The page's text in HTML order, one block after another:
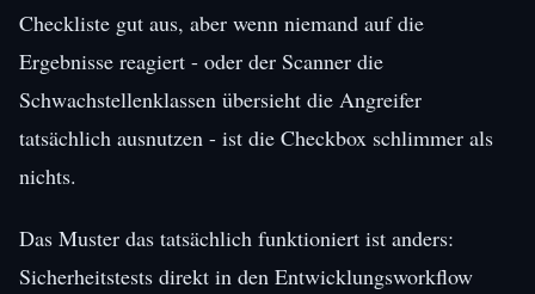
Checkliste gut aus, aber wenn niemand auf die
Ergebnisse reagiert - oder der Scanner die
Schwachstellenklassen übersieht die Angreifer
tatsächlich ausnutzen - ist die Checkbox schlimmer als
nichts.
Das Muster das tatsächlich funktioniert ist anders:
Sicherheitstests direkt in den Entwicklungsworkflow